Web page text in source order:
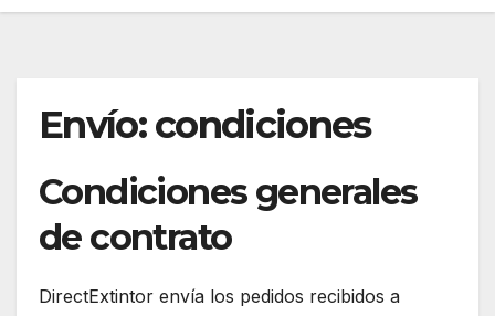
Envío: condiciones
Condiciones generales
de contrato
DirectExtintor envía los pedidos recibidos a